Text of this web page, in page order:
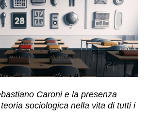
Caroni e la presenza
sociologica nella vita di tutti i